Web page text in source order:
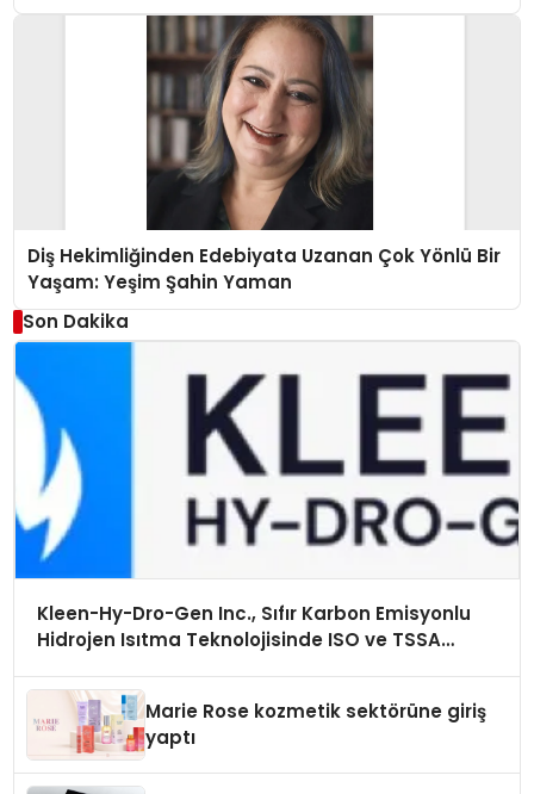
Diş Hekimliğinden Edebiyata Uzanan Çok Yönlü Bir
Yaşam: Yeşim Şahin Yaman
Son Dakika
Kleen-Hy-Dro-Gen Inc., Sıfır Karbon Emisyonlu
Hidrojen Isıtma Teknolojisinde ISO ve TSSA
Marie Rose kozmetik sektörüne giriş
yaptı